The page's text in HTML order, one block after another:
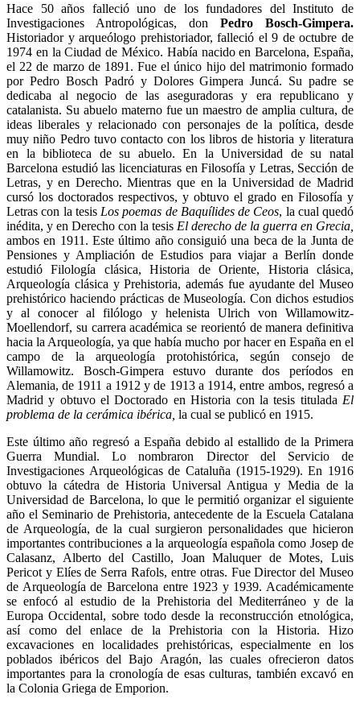
Hace 50 años falleció uno de los fundadores del Instituto de
Investigaciones Antropológicas, don Pedro Bosch-Gimpera.
Historiador y arqueólogo prehistoriador, falleció el 9 de octubre de
1974 en la Ciudad de México. Había nacido en Barcelona, España,
el 22 de marzo de 1891. Fue el único hijo del matrimonio formado
por Pedro Bosch Padró y Dolores Gimpera Juncá. Su padre se
dedicaba al negocio de las aseguradoras y era republicano y
catalanista. Su abuelo materno fue un maestro de amplia cultura, de
ideas liberales y relacionado con personajes de la política, desde
muy niño Pedro tuvo contacto con los libros de historia y literatura
en la biblioteca de su abuelo. En la Universidad de su natal
Barcelona estudió las licenciaturas en Filosofía y Letras, Sección de
Letras, y en Derecho. Mientras que en la Universidad de Madrid
cursó los doctorados respectivos, y obtuvo el grado en Filosofía y
Letras con la tesis Los poemas de Baquílides de Ceos, la cual quedó
inédita, y en Derecho con la tesis El derecho de la guerra en Grecia,
ambos en 1911. Este último año consiguió una beca de la Junta de
Pensiones y Ampliación de Estudios para viajar a Berlín donde
estudió Filología clásica, Historia de Oriente, Historia clásica,
Arqueología clásica y Prehistoria, además fue ayudante del Museo
prehistórico haciendo prácticas de Museología. Con dichos estudios
y al conocer al filólogo y helenista Ulrich von Willamowitz-
Moellendorf, su carrera académica se reorientó de manera definitiva
hacia la Arqueología, ya que había mucho por hacer en España en el
campo de la arqueología protohistórica, según consejo de
Willamowitz. Bosch-Gimpera estuvo durante dos períodos en
Alemania, de 1911 a 1912 y de 1913 a 1914, entre ambos, regresó a
Madrid y obtuvo el Doctorado en Historia con la tesis titulada El
problema de la cerámica ibérica, la cual se publicó en 1915.
Este último año regresó a España debido al estallido de la Primera
Guerra Mundial. Lo nombraron Director del Servicio de
Investigaciones Arqueológicas de Cataluña (1915-1929). En 1916
obtuvo la cátedra de Historia Universal Antigua y Media de la
Universidad de Barcelona, lo que le permitió organizar el siguiente
año el Seminario de Prehistoria, antecedente de la Escuela Catalana
de Arqueología, de la cual surgieron personalidades que hicieron
importantes contribuciones a la arqueología española como Josep de
Calasanz, Alberto del Castillo, Joan Maluquer de Motes, Luis
Pericot y Elíes de Serra Rafols, entre otras. Fue Director del Museo
de Arqueología de Barcelona entre 1923 y 1939. Académicamente
se enfocó al estudio de la Prehistoria del Mediterráneo y de la
Europa Occidental, sobre todo desde la reconstrucción etnológica,
así como del enlace de la Prehistoria con la Historia. Hizo
excavaciones en localidades prehistóricas, especialmente en los
poblados ibéricos del Bajo Aragón, las cuales ofrecieron datos
importantes para la cronología de esas culturas, también excavó en
la Colonia Griega de Emporion.